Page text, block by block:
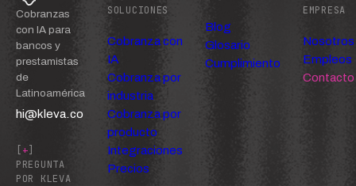
Cobranzas
con IA para
bancos y
prestamistas
de
Latinoamérica
hi@kleva.co
+
PREGUNTA
POR KLEVA
SOLUCIONES
Cobranza con
IA
Cobranza por
industria
Cobranza por
producto
Integraciones
Precios
Blog
Glosario
Cumplimiento
EMPRESA
Nosotros
Empleos
Contacto